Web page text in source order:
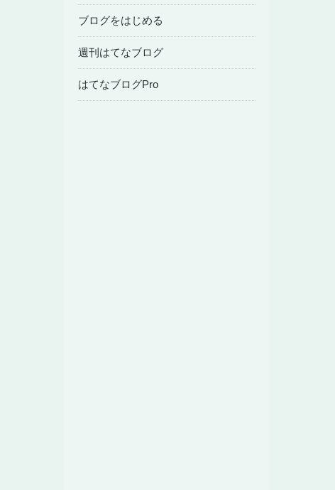
ブログをはじめる
週刊はてなブログ
はてなブログPro